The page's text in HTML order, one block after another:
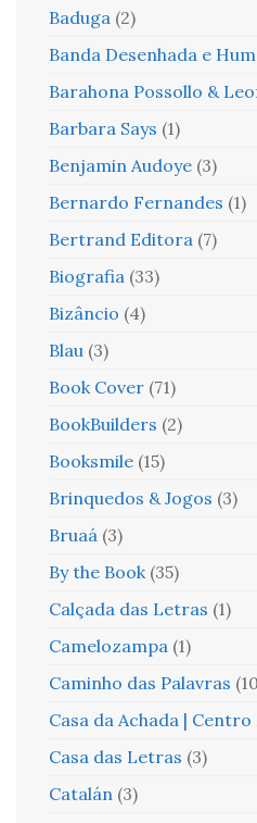
Baduga (2)
Banda Desenhada e
Barahona Possollo &
Barbara Says (1)
Benjamin Audoye (3)
Bernardo Fernandes (1)
Bertrand Editora (7)
Biografia (33)
Bizâncio (4)
Blau (3)
Book Cover (71)
BookBuilders (2)
Booksmile (15)
Brinquedos & Jogos (3)
Bruaá (3)
By the Book (35)
Calçada das Letras (1)
Camelozampa (1)
Caminho das Palavras
Casa da Achada |
Casa das Letras (3)
Catalán (3)